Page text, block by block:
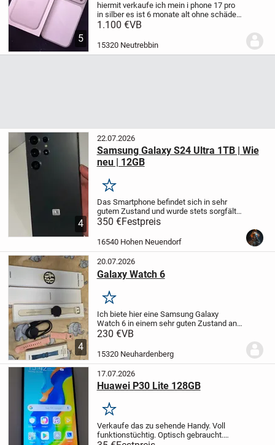
5
hiermit verkaufe ich mein i phone 17 pro
in silber es ist 6 monate alt ohne schäden
es ist wie neu immer mit panzerglas so
weiteren fragen gerne melden
1.100 €VB
15320 Neutrebbin
4
22.07.2026
Samsung Galaxy S24 Ultra 1TB | Wie
neu | 12GB
Merken
Das Smartphone befindet sich in sehr
gutem Zustand und wurde stets sorgfältig
behandelt.Es gibt keine Beschädigungen,
keine Risse oder sonstige Mängel. Alle
Funktionen arbeiten einwandfrei.
350 €Festpreis
16540 Hohen Neuendorf
4
20.07.2026
Galaxy Watch 6
Merken
Ich biete hier eine Samsung Galaxy
Watch 6 in einem sehr guten Zustand an.
Diese Smartwatch kommt mit dem
zusätzlichen Armbändern, sodass du
deinen Stil variieren kannst....
230 €VB
15320 Neuhardenberg
17.07.2026
Huawei P30 Lite 128GB
Merken
Verkaufe das zu sehende Handy. Voll
funktionstüchtig. Optisch gebraucht.